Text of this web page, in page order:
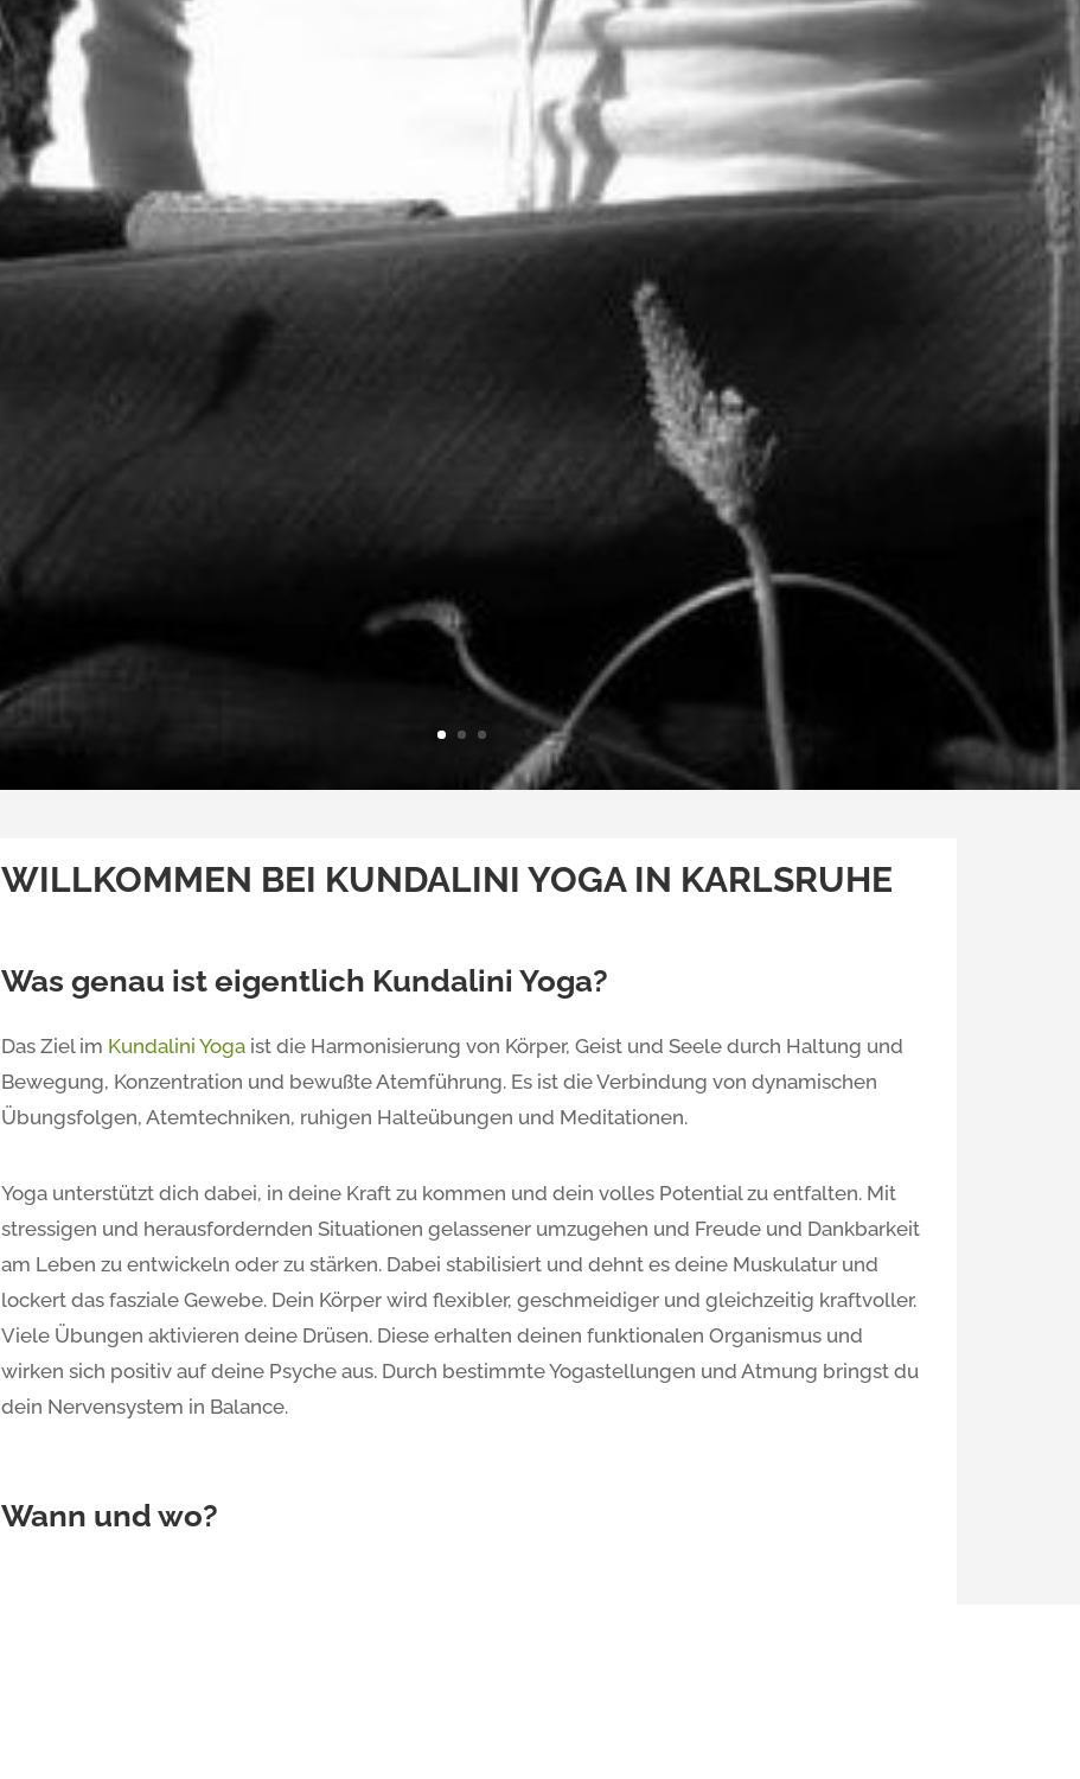
WILLKOMMEN BEI KUNDALINI YOGA IN KARLSRUHE
Was genau ist eigentlich Kundalini Yoga?
Das Ziel im Kundalini Yoga ist die Harmonisierung von Körper, Geist und Seele durch Haltung und
Bewegung, Konzentration und bewußte Atemführung. Es ist die Verbindung von dynamischen
Übungsfolgen, Atemtechniken, ruhigen Halteübungen und Meditationen.
Yoga unterstützt dich dabei, in deine Kraft zu kommen und dein volles Potential zu entfalten. Mit
stressigen und herausfordernden Situationen gelassener umzugehen und Freude und Dankbarkeit
am Leben zu entwickeln oder zu stärken. Dabei stabilisiert und dehnt es deine Muskulatur und
lockert das fasziale Gewebe. Dein Körper wird flexibler, geschmeidiger und gleichzeitig kraftvoller.
Viele Übungen aktivieren deine Drüsen. Diese erhalten deinen funktionalen Organismus und
wirken sich positiv auf deine Psyche aus. Durch bestimmte Yogastellungen und Atmung bringst du
dein Nervensystem in Balance.
Wann und wo?